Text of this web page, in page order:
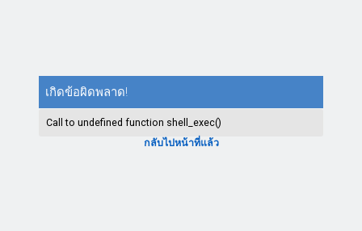
เกิดข้อผิดพลาด!
Call to undefined function shell_exec()
กลับไปหน้าที่แล้ว